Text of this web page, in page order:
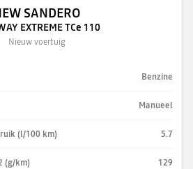
SANDERO
EXTREME TCe 110
Nieuw voertuig
Benzine
Manueel
(l/100 km) 5.7
(g/km) 129